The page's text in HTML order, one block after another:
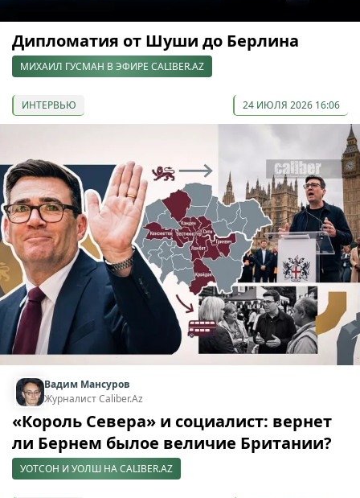
Дипломатия от Шуши до Берлина
МИХАИЛ ГУСМАН В ЭФИРЕ CALIBER.AZ
ИНТЕРВЬЮ 24 ИЮЛЯ 2026 16:06
Вадим Мансуров
Журналист Caliber.Az
«Король Севера» и социалист: вернет
ли Бернем былое величие Британии?
УОТСОН И УОЛШ НА CALIBER.AZ